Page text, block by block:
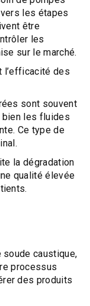
les étapes
être
les
sur le marché.
l’efficacité des
sont souvent
bien les fluides
Ce type de
la dégradation
qualité élevée
soude caustique,
processus
des produits